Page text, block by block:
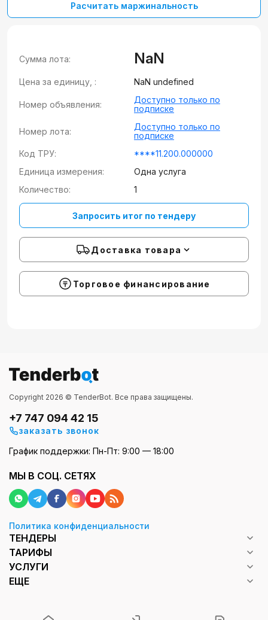
Расчитать маржинальность
Сумма лота: NaN
Цена за единицу, : NaN undefined
Номер объявления:
Доступно только по
подписке
Номер лота:
Доступно только по
подписке
Код ТРУ:
****11.200.000000
Единица измерения:
Одна услуга
Количество:
1
Запросить итог по тендеру
Доставка товара
Торговое финансирование
Copyright 2026 © TenderBot. Все права защищены.
+7 747 094 42 15
заказать звонок
График поддержки: Пн-Пт: 9:00 — 18:00
МЫ В СОЦ. СЕТЯХ
Политика конфиденциальности
ТЕНДЕРЫ
ТАРИФЫ
УСЛУГИ
ЕЩЕ